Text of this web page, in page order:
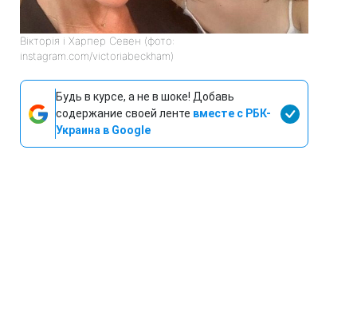
Вікторія і Харпер Севен (фото:
instagram.com/victoriabeckham)
Будь в курсе, а не в шоке! Добавь
содержание своей ленте вместе с РБК-
Украина в Google